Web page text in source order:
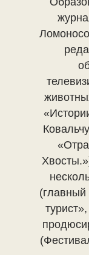
(главный